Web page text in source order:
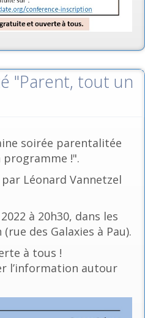
"Parent, tout un
soirée parentalitée
!".
Léonard Vannetzel
à 20h30, dans les
des Galaxies à Pau).
à tous !
l’information autour